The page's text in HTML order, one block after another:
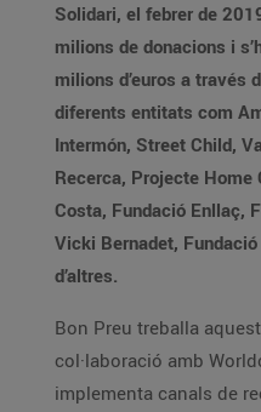
Solidari, el febrer de
milions de donacions i
milions d’euros a través
diferents entitats com
Intermón, Street Child,
Recerca, Projecte Home
Costa, Fundació Enllaç,
Vicki Bernadet,
d’altres.
Bon Preu treballa
col·laboració amb
implementa canals de